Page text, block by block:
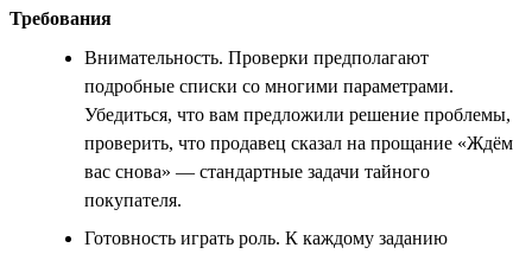
Требования
Внимательность. Проверки предполагают
подробные списки со многими параметрами.
Убедиться, что вам предложили решение проблемы,
проверить, что продавец сказал на прощание «Ждём
вас снова» — стандартные задачи тайного
покупателя.
Готовность играть роль. К каждому заданию